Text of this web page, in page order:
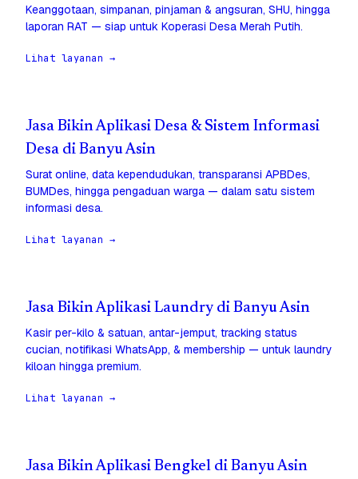
Keanggotaan, simpanan, pinjaman & angsuran, SHU, hingga
laporan RAT — siap untuk Koperasi Desa Merah Putih.
Lihat layanan →
Jasa Bikin Aplikasi Desa & Sistem Informasi
Desa di Banyu Asin
Surat online, data kependudukan, transparansi APBDes,
BUMDes, hingga pengaduan warga — dalam satu sistem
informasi desa.
Lihat layanan →
Jasa Bikin Aplikasi Laundry di Banyu Asin
Kasir per-kilo & satuan, antar-jemput, tracking status
cucian, notifikasi WhatsApp, & membership — untuk laundry
kiloan hingga premium.
Lihat layanan →
Jasa Bikin Aplikasi Bengkel di Banyu Asin